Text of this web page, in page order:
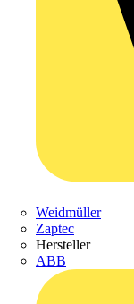
Weidmüller
Zaptec
Hersteller
ABB